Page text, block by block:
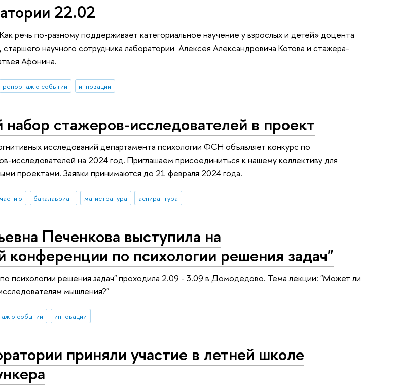
22.02
речь по-разному поддерживает категориальное научение у взрослых и детей» доцента
научного сотрудника лаборатории Алексея Александровича Котова и стажера-
Афонина.
репортаж о событии инновации
стажеров-исследователей в проект
исследований департамента психологии ФСН объявляет конкурс по
исследователей на 2024 год. Приглашаем присоединиться к нашему коллективу для
проектами. Заявки принимаются до 21 февраля 2024 года.
бакалавриат магистратура аспирантура
Печенкова выступила на
по психологии решения задач"
психологии решения задач" проходила 2.09 - 3.09 в Домодедово. Тема лекции: "Может ли
мышления?"
о событии инновации
приняли участие в летней школе